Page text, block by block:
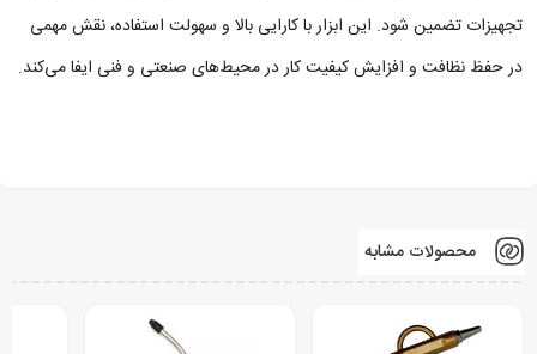
تجهیزات تضمین شود. این ابزار با کارایی بالا و سهولت استفاده، نقش مهمی
در حفظ نظافت و افزایش کیفیت کار در محیط‌های صنعتی و فنی ایفا می‌کند.
محصولات مشابه